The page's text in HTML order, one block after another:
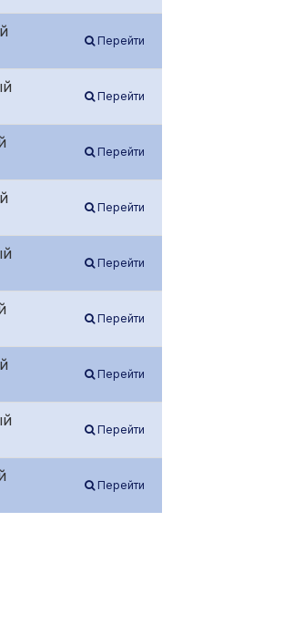
Перейти
Перейти
Перейти
Перейти
Перейти
Перейти
Перейти
Перейти
Перейти